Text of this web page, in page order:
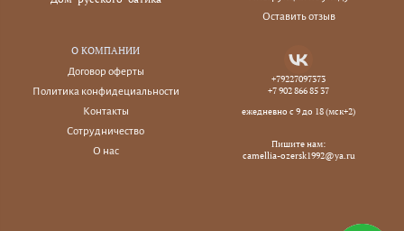
Оставить отзыв
О КОМПАНИИ
Договор оферты
Политика конфидециальности
Контакты
Сотрудничество
О нас
+79227097373
+7 902 866 85 37
ежедневно с 9 до 18 (мск+2)
Пишите нам:
camellia-ozersk1992@ya.ru